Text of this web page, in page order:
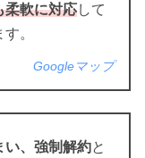
柔軟に対応して
。
Googleマップ
い、強制解約と